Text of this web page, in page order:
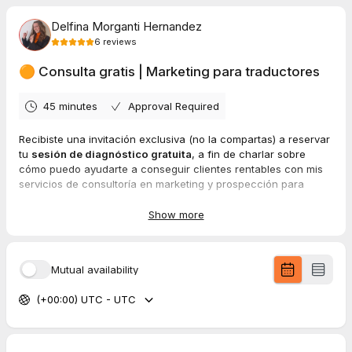
Delfina Morganti Hernandez
6 reviews
🟠 Consulta gratis | Marketing para traductores
45 minutes Approval Required
Recibiste una invitación exclusiva (no la compartas) a reservar
tu sesión de diagnóstico gratuita, a fin de charlar sobre
cómo puedo ayudarte a conseguir clientes rentables con mis
servicios de consultoría en marketing y prospección para
demanda, la reserva de sesiones sin cargo está sujeta a una
Descripción y testimonios
Video de 5 minutos
Show more
Mutual availability
(+00:00) UTC - UTC